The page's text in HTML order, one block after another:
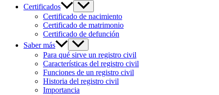
Certificados
Certificado de nacimiento
Certificado de matrimonio
Certificado de defunción
Saber más
Para qué sirve un registro civil
Características del registro civil
Funciones de un registro civil
Historia del registro civil
Importancia